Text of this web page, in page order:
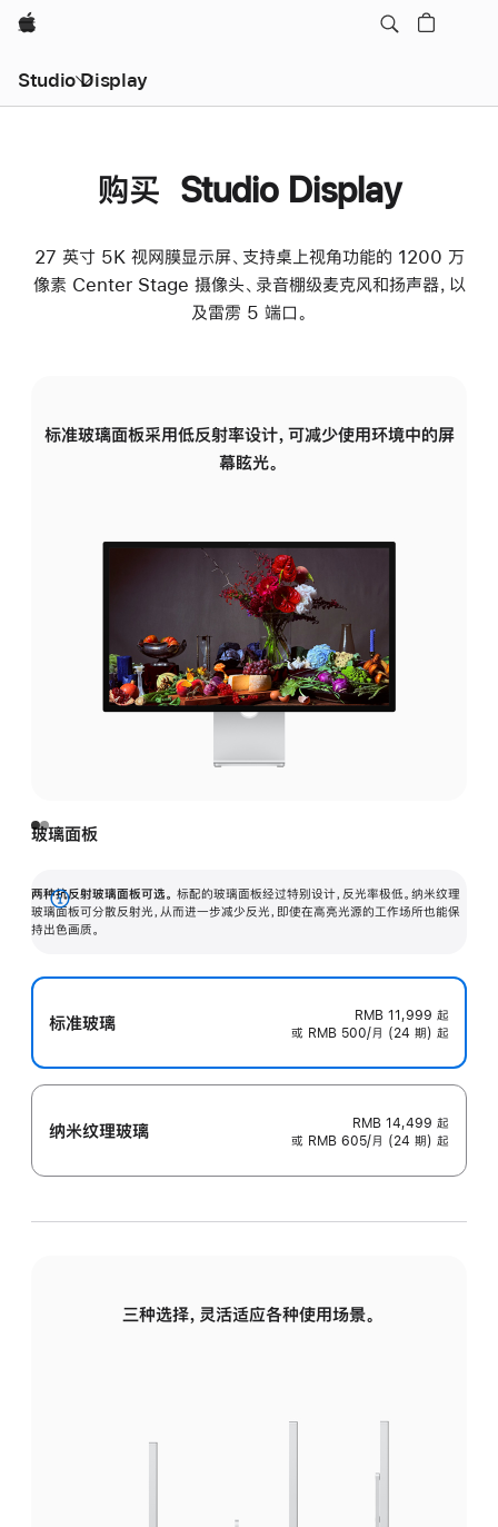
Apple
Studio Display
购买 Studio Display
27 英寸 5K 视网膜显示屏、支持桌上视角功能的 1200 万
像素 Center Stage 摄像头、录音棚级麦克风和扬声器，以
及雷雳 5 端口。
标准玻璃面板采用低反射率设计，可减少使用环境中的屏
幕眩光。
玻璃面板
两种抗反射玻璃面板可选。 标配的玻璃面板经过特别设计，反光率极低。纳米纹理
玻璃面板可分散反射光，从而进一步减少反光，即使在高亮光源的工作场所也能保
持出色画质。
展
开
标准玻璃 RMB 11,999 起
或 RMB 500/月 (24 期) 起
纳米纹理玻璃 RMB 14,499 起
或 RMB 605/月 (24 期) 起
三种选择，灵活适应各种使用场景。